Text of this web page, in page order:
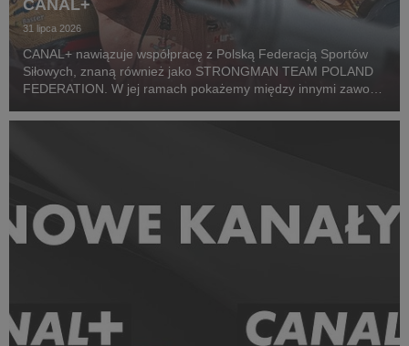
CANAL+
31 lipca 2026
CANAL+ nawiązuje współpracę z Polską Federacją Sportów
Siłowych, znaną również jako STRONGMAN TEAM POLAND
FEDERATION. W jej ramach pokażemy między innymi zawody
Pierwszym wydarzeniem prezentowanym w CANAL+ SPORT 5